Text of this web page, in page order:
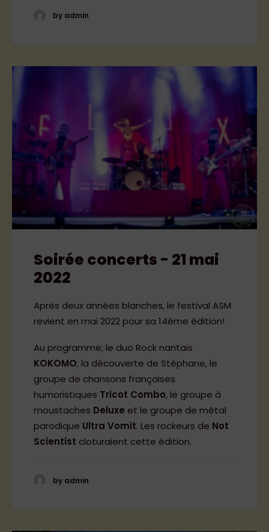
by admin
Soirée concerts - 21 mai
2022
Après deux années blanches, le festival ASM
revient en mai 2022 pour sa 14ème édition!
Au programme; le duo Rock nantais
KOKOMO; la découverte de Stéphane, le
groupe de chansons françaises
humoristiques Tricot Combo, le groupe à
moustaches Deluxe et le groupe de métal
parodique Ultra Vomit. Les rockeurs de Not
Scientist cloturaient cette édition.
by admin